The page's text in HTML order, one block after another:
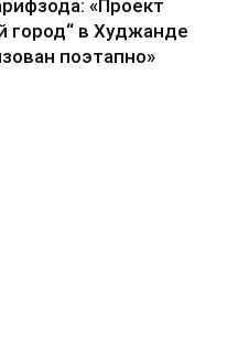
«Проект
город“ в Худжанде
поэтапно»